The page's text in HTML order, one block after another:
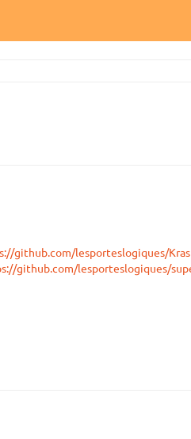
github.com/lesporteslogiques/
github.com/lesporteslogiques/